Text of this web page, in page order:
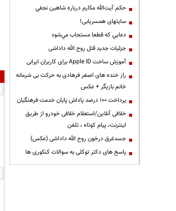
حكم آيت‌الله مكارم درباره شاهين نجفي
سایتهای همسریابی!
دعايي كه قطعا مستجاب مي‌شود
جزئیات جدید قتل روح الله داداشی
آموزش ساخت Apple ID برای کاربران ایرانی
راز خنده های اصغر فرهادی به حرکت بی شرمانه
خانم بازیگر + عکس
پرداخت ۱۰۰ درصد پاداش پایان خدمت فرهنگیان
خلافی آنلاین/استعلام خلافی خودرو از طریق
اینترنت، پیام کوتاه ، تلفن
جسدغرق درخون روح الله داداشی (عکس)
پاسخ های دکتر توکلی به سوالات کنکوری ها